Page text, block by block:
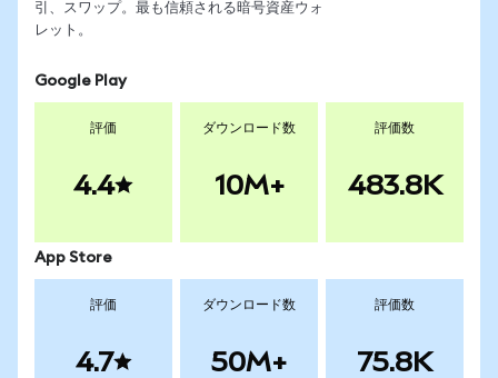
引、スワップ。最も信頼される暗号資産ウォ
レット。
Google Play
評価
4.4
ダウンロード数
10M+
評価数
483.8K
App Store
評価
4.7
ダウンロード数
50M+
評価数
75.8K